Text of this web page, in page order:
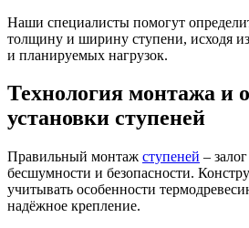
Наши специалисты помогут
толщину и ширину ступени, исходя
и планируемых нагрузок.
Технология монтажа и
установки ступеней
Правильный монтаж ступеней –
бесшумности и безопасности.
учитывать особенности
надёжное крепление.